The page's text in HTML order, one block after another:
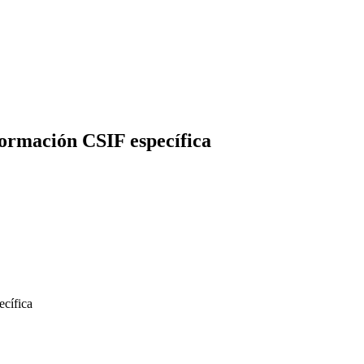
CSIF específica